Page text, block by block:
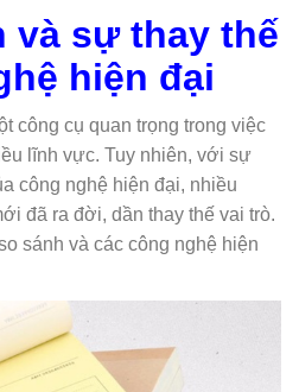
và sự thay thế
hiện đại
công cụ quan trọng trong việc
lĩnh vực. Tuy nhiên, với sự
công nghệ hiện đại, nhiều
đã ra đời, dần thay thế vai trò.
sánh và các công nghệ hiện